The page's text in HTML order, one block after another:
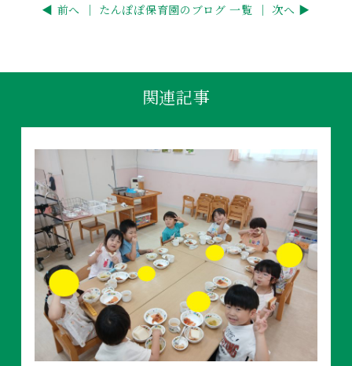
◀ 前へ ｜ たんぽぽ保育園のブログ 一覧 ｜ 次へ ▶
関連記事